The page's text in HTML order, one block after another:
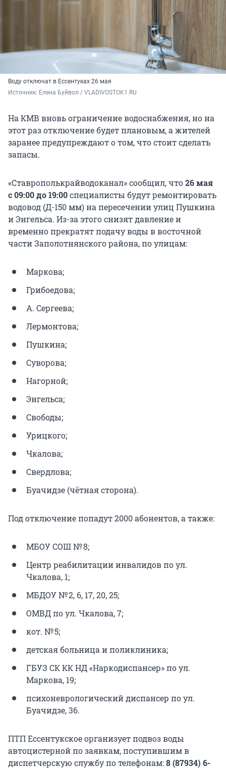
Воду отключат в Ессентуках 26 мая
Источник: Елена Буйвол / VLADIVOSTOK1.RU
На КМВ вновь ограничение водоснабжения, но на
этот раз отключение будет плановым, а жителей
заранее предупреждают о том, что стоит сделать
запасы.
«Ставрополькрайводоканал» сообщил, что26 мая
с 09:00 до 19:00специалисты будут ремонтировать
водовод (Д-150 мм) на пересечении улиц Пушкина
и Энгельса. Из-за этого снизят давление и
временно прекратят подачу воды в восточной
части Заполотнянского района, по улицам:
Маркова;
Грибоедова;
А. Сергеева;
Лермонтова;
Пушкина;
Суворова;
Нагорной;
Энгельса;
Свободы;
Урицкого;
Чкалова;
Свердлова;
Буачидзе (чётная сторона).
Под отключение попадут 2000 абонентов, а также:
МБОУ СОШ № 8;
Центр реабилитации инвалидов по ул.
Чкалова, 1;
МБДОУ № 2, 6, 17, 20, 25;
ОМВД по ул. Чкалова, 7;
кот. № 5;
детская больница и поликлиника;
ГБУЗ СК КК НД «Наркодиспансер» по ул.
Маркова, 19;
психоневрологический диспансер по ул.
Буачидзе, 36.
ПТП Ессентукское организует подвоз воды
автоцистерной по заявкам, поступившим в
диспетчерскую службу по телефонам:8 (87934) 6-